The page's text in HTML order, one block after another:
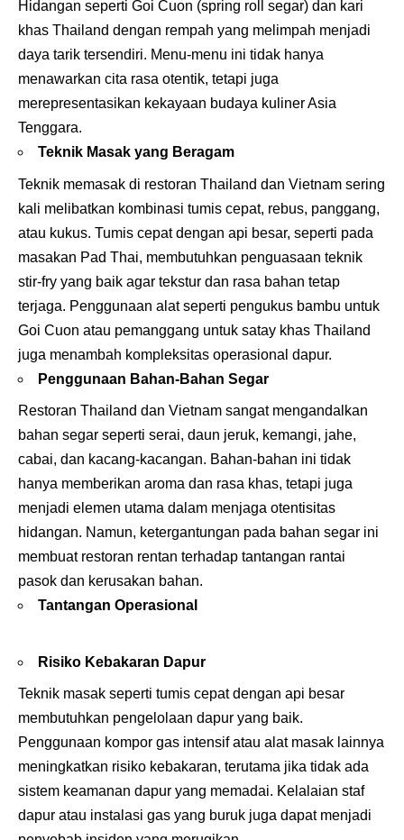
Hidangan seperti Goi Cuon (spring roll segar) dan kari
khas Thailand dengan rempah yang melimpah menjadi
daya tarik tersendiri. Menu-menu ini tidak hanya
menawarkan cita rasa otentik, tetapi juga
merepresentasikan kekayaan budaya kuliner Asia
Tenggara.
Teknik Masak yang Beragam
Teknik memasak di restoran Thailand dan Vietnam sering
kali melibatkan kombinasi tumis cepat, rebus, panggang,
atau kukus. Tumis cepat dengan api besar, seperti pada
masakan Pad Thai, membutuhkan penguasaan teknik
stir-fry yang baik agar tekstur dan rasa bahan tetap
terjaga. Penggunaan alat seperti pengukus bambu untuk
Goi Cuon atau pemanggang untuk satay khas Thailand
juga menambah kompleksitas operasional dapur.
Penggunaan Bahan-Bahan Segar
Restoran Thailand dan Vietnam sangat mengandalkan
bahan segar seperti serai, daun jeruk, kemangi, jahe,
cabai, dan kacang-kacangan. Bahan-bahan ini tidak
hanya memberikan aroma dan rasa khas, tetapi juga
menjadi elemen utama dalam menjaga otentisitas
hidangan. Namun, ketergantungan pada bahan segar ini
membuat restoran rentan terhadap tantangan rantai
pasok dan kerusakan bahan.
Tantangan Operasional
Risiko Kebakaran Dapur
Teknik masak seperti tumis cepat dengan api besar
membutuhkan pengelolaan dapur yang baik.
Penggunaan kompor gas intensif atau alat masak lainnya
meningkatkan risiko kebakaran, terutama jika tidak ada
sistem keamanan dapur yang memadai. Kelalaian staf
dapur atau instalasi gas yang buruk juga dapat menjadi